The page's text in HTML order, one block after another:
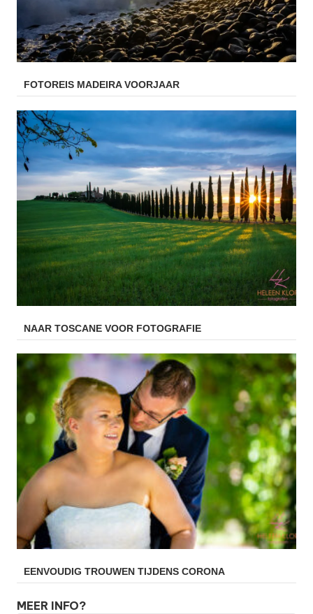
FOTOREIS MADEIRA VOORJAAR
NAAR TOSCANE VOOR FOTOGRAFIE
EENVOUDIG TROUWEN TIJDENS CORONA
MEER INFO?